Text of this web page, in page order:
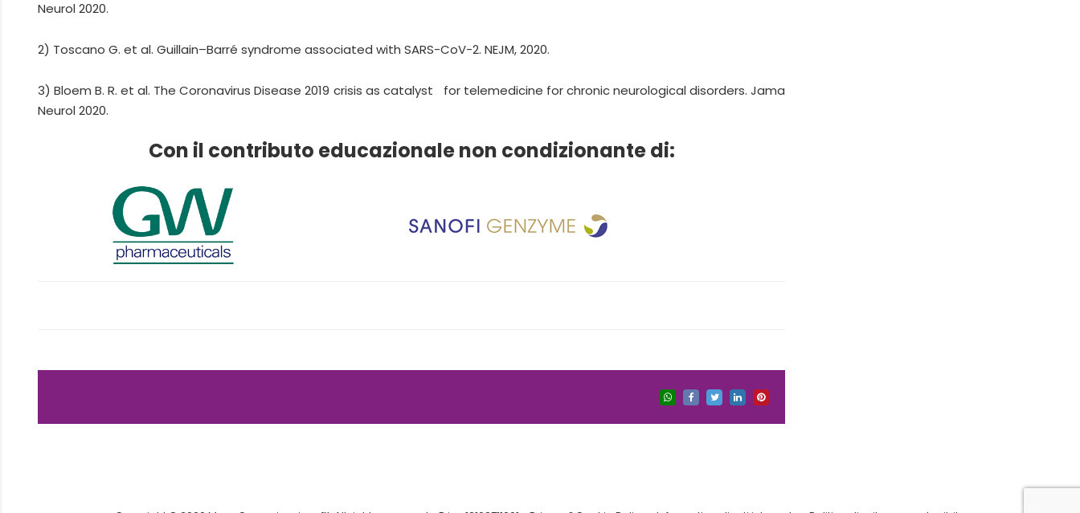
Neurol 2020.
2) Toscano G. et al. Guillain–Barré syndrome associated with SARS-CoV-2. NEJM, 2020.
3) Bloem B. R. et al. The Coronavirus Disease 2019 crisis as catalyst for telemedicine for chronic neurological disorders. Jama
Neurol 2020.
Con il contributo educazionale non condizionante di: